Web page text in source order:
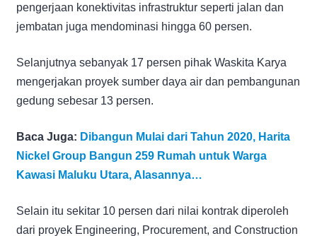
pengerjaan konektivitas infrastruktur seperti jalan dan
jembatan juga mendominasi hingga 60 persen.
Selanjutnya sebanyak 17 persen pihak Waskita Karya
mengerjakan proyek sumber daya air dan pembangunan
gedung sebesar 13 persen.
Baca Juga: Dibangun Mulai dari Tahun 2020, Harita
Nickel Group Bangun 259 Rumah untuk Warga
Kawasi Maluku Utara, Alasannya…
Selain itu sekitar 10 persen dari nilai kontrak diperoleh
dari proyek Engineering, Procurement, and Construction